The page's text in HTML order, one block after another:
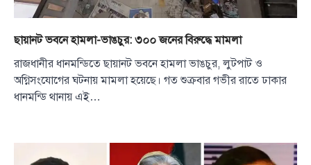
ছায়ানট ভবনে হামলা-ভাঙচুর: ৩০০ জনের বিরুদ্ধে মামলা
রাজধানীর ধানমন্ডিতে ছায়ানট ভবনে হামলা ভাঙচুর, লুটপাট ও
অগ্নিসংযোগের ঘটনায় মামলা হয়েছে। গত শুক্রবার গভীর রাতে ঢাকার
ধানমন্ডি থানায় এই…